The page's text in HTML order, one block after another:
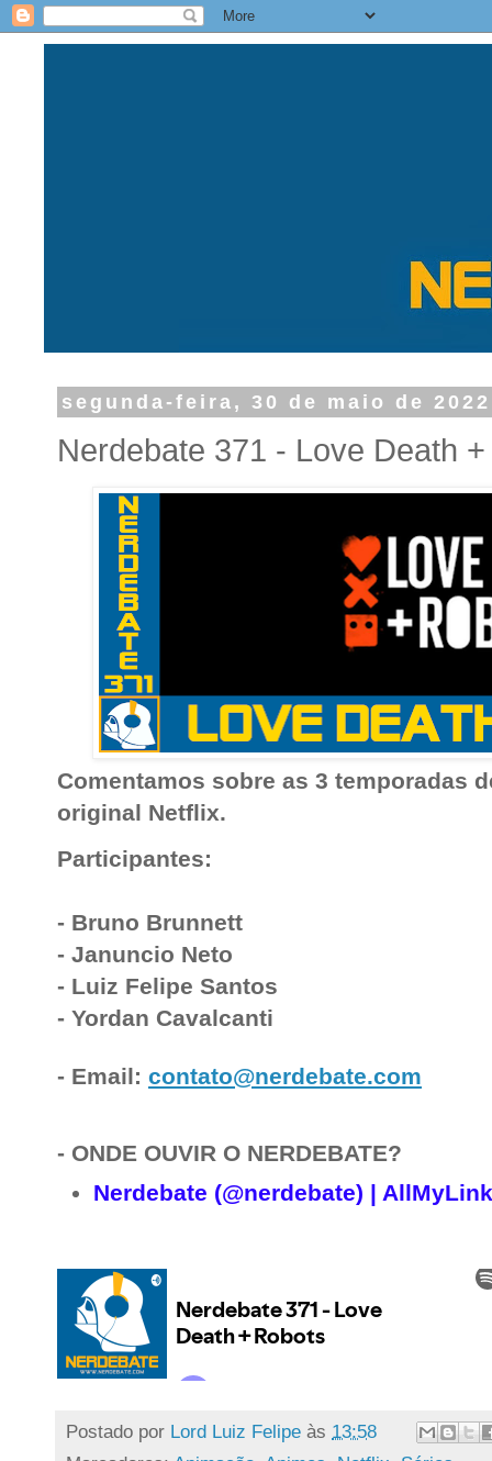
segunda-feira, 30 de maio de 2022
Nerdebate 371 - Love Death
Comentamos sobre as 3 temporadas
original Netflix.
Participantes:
- Bruno Brunnett
- Januncio Neto
- Luiz Felipe Santos
- Yordan Cavalcanti
- Email: contato@nerdebate.com
- ONDE OUVIR O NERDEBATE?
Nerdebate (@nerdebate) | AllMyLink
Postado por Lord Luiz Felipe às 13:58